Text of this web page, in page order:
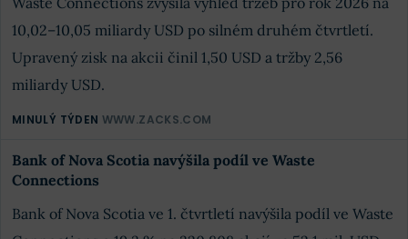
10,02–10,05 miliardy USD po silném druhém čtvrtletí.
Upravený zisk na akcii činil 1,50 USD a tržby 2,56
miliardy USD.
MINULÝ TÝDEN WWW.ZACKS.COM
Bank of Nova Scotia navýšila podíl ve Waste
Connections
Bank of Nova Scotia ve 1. čtvrtletí navýšila podíl ve Waste